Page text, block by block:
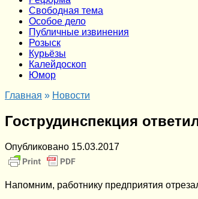
Cвободная тема
Особое дело
Публичные извинения
Розыск
Курьёзы
Калейдоскоп
Юмор
Главная » Новости
Гострудинспекция
Опубликовано 15.03.2017
Напомним, работнику предприятия